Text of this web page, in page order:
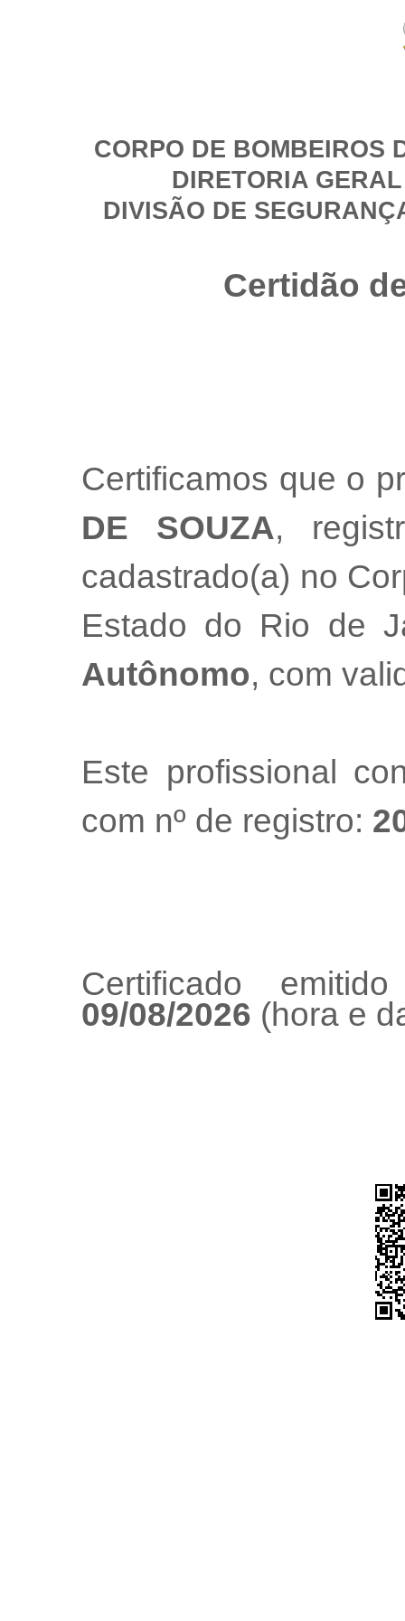
CORPO DE BOMBEIROS
DIRETORIA
DIVISÃO DE
Certidão
Certificamos que o
DE SOUZA,
cadastrado(a) no
Estado do Rio de
Autônomo, com
Este profissional
com nº de registro:
Certificado
09/08/2026 (hora e